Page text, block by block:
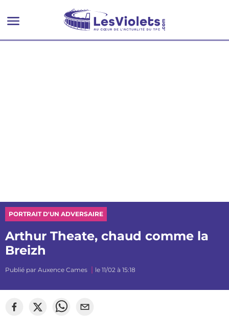
PORTRAIT D'UN ADVERSAIRE
Arthur Theate, chaud comme la
Breizh
Publié par Auxence Cames le 11/02 à 15:18